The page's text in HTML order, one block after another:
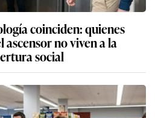
coinciden: quienes
ascensor no viven a la
social